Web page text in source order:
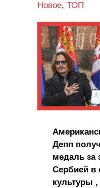
Новое, ТОП
Депп
медаль за
Сербией в
культуры